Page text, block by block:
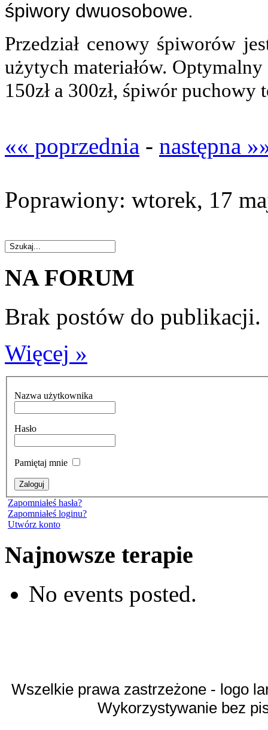
śpiwory dwuosobowe.
Przedział cenowy śpiworów
użytych materiałów.
150zł a 300zł, śpiwór puchowy
«« poprzednia - następna
Poprawiony: wtorek, 17
NA FORUM
Brak postów do publikacji.
Więcej »
Nazwa użytkownika
Hasło
Pamiętaj mnie
Zapomniałeś hasła?
Zapomniałeś loginu?
Utwórz konto
Najnowsze terapie
No events posted.
Wszelkie prawa zastrzeżone - logo
Wykorzystywanie bez